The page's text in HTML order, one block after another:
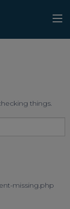
things.
missing.php